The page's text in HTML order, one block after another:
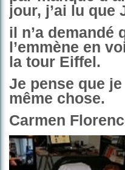
jour, j’ai lu que
il n’a demandé
l’emmène en
la tour Eiffel.
Je pense que
même chose.
Carmen